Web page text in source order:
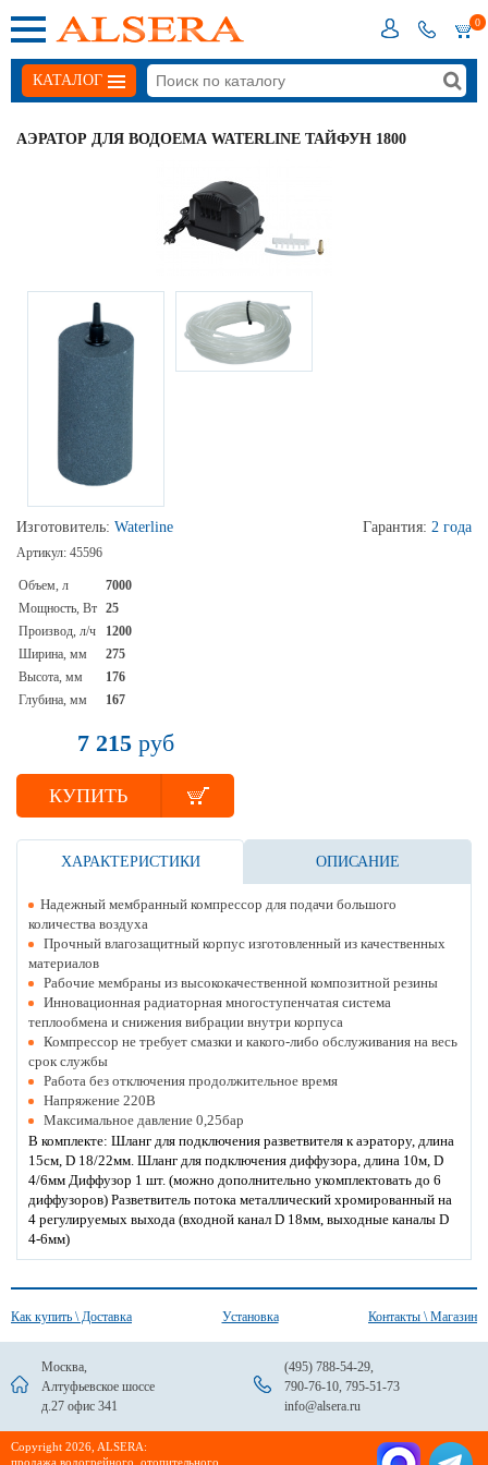
0
КАТАЛОГ
АЭРАТОР ДЛЯ ВОДОЕМА WATERLINE ТАЙФУН 1800
Изготовитель: Waterline Гарантия: 2 года
Артикул: 45596
Объем, л
7000
Мощность, Вт 25
Производ, л/ч
1200
Ширина, мм
275
Высота, мм
176
Глубина, мм
167
7 215руб
КУПИТЬ
ХАРАКТЕРИСТИКИ ОПИСАНИЕ
Надежный мембранный компрессор для подачи большого
количества воздуха
Прочный влагозащитный корпус изготовленный из качественных
материалов
Рабочие мембраны из высококачественной композитной резины
Инновационная радиаторная многоступенчатая система
теплообмена и снижения вибрации внутри корпуса
Компрессор не требует смазки и какого-либо обслуживания на весь
срок службы
Работа без отключения продолжительное время
Напряжение 220В
Максимальное давление 0,25бар
В комплекте: Шланг для подключения разветвителя к аэратору, длина
15см, D 18/22мм. Шланг для подключения диффузора, длина 10м, D
4/6мм Диффузор 1 шт. (можно дополнительно укомплектовать до 6
диффузоров) Разветвитель потока металлический хромированный на
4 регулируемых выхода (входной канал D 18мм, выходные каналы D
4-6мм)
Как купить \ Доставка Установка Контакты \ Магазин
Москва,
Алтуфьевское шоссе
д.27 офис 341
(495) 788-54-29,
790-76-10, 795-51-73
info@alsera.ru
Сopyright 2026, ALSERA:
продажа водогрейного, отопительного,